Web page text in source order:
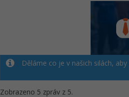
Děláme co je v našich silách,
Zobrazeno 5 zpráv z 5.